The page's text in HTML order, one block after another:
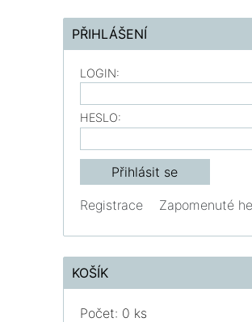
PŘIHLÁŠENÍ
LOGIN:
HESLO:
Registrace Zapomenuté
KOŠÍK
Počet: 0 ks